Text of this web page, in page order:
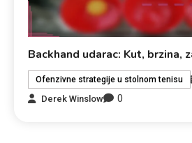
Backhand udarac: Kut, brzina,
Ofenzivne strategije u stolnom tenisu
Derek Winslow
0